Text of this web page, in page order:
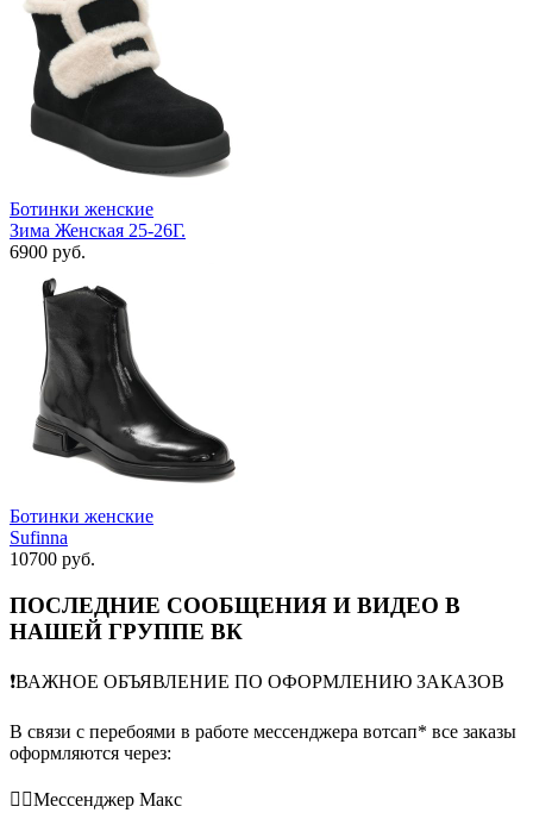
Ботинки женские
Зима Женская 25-26Г.
6900 руб.
Ботинки женские
Sufinna
10700 руб.
ПОСЛЕДНИЕ СООБЩЕНИЯ И ВИДЕО В
НАШЕЙ ГРУППЕ ВК
❗️ВАЖНОЕ ОБЪЯВЛЕНИЕ ПО ОФОРМЛЕНИЮ ЗАКАЗОВ
В связи с перебоями в работе мессенджера вотсап* все заказы
оформляются через:
👉🏻Мессенджер Макс